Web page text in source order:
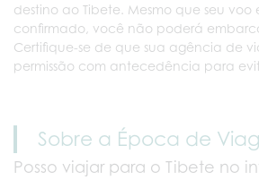
destino ao Tibete. Mesmo que seu voo
confirmado, você não poderá
Certifique-se de que sua agência de
permissão com antecedência para
Sobre a Época de
Posso viajar para o Tibete no